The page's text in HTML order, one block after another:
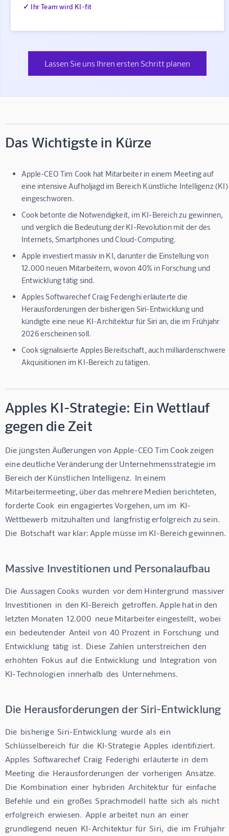
✓ Ihr Team wird KI-fit
Lassen Sie uns Ihren ersten Schritt planen
Das Wichtigste in Kürze
Apple-CEO Tim Cook hat Mitarbeiter in einem Meeting auf
eine intensive Aufholjagd im Bereich Künstliche Intelligenz (KI)
eingeschworen.
Cook betonte die Notwendigkeit, im KI-Bereich zu gewinnen,
und verglich die Bedeutung der KI-Revolution mit der des
Internets, Smartphones und Cloud-Computing.
Apple investiert massiv in KI, darunter die Einstellung von
12.000 neuen Mitarbeitern, wovon 40% in Forschung und
Entwicklung tätig sind.
Apples Softwarechef Craig Federighi erläuterte die
Herausforderungen der bisherigen Siri-Entwicklung und
kündigte eine neue KI-Architektur für Siri an, die im Frühjahr
2026 erscheinen soll.
Cook signalisierte Apples Bereitschaft, auch milliardenschwere
Akquisitionen im KI-Bereich zu tätigen.
Apples KI-Strategie: Ein Wettlauf
gegen die Zeit
Die jüngsten Äußerungen von Apple-CEO Tim Cook zeigen
eine deutliche Veränderung der Unternehmensstrategie im
Bereich der Künstlichen Intelligenz.  In einem
Mitarbeitermeeting, über das mehrere Medien berichteten,
forderte Cook  ein engagiertes Vorgehen, um im  KI-
Wettbewerb  mitzuhalten und  langfristig erfolgreich zu sein.
Die  Botschaft  war klar: Apple müsse im KI-Bereich gewinnen.
Massive Investitionen und Personalaufbau
Die  Aussagen Cooks  wurden  vor dem Hintergrund  massiver
Investitionen  in  den KI-Bereich  getroffen. Apple hat in den
letzten Monaten  12.000  neue Mitarbeiter eingestellt,  wobei
ein  bedeutender  Anteil  von  40 Prozent  in  Forschung  und
Entwicklung  tätig  ist.  Diese  Zahlen  unterstreichen  den
erhöhten  Fokus  auf  die  Entwicklung  und  Integration  von
KI-Technologien  innerhalb  des  Unternehmens.
Die Herausforderungen der Siri-Entwicklung
Die  bisherige  Siri-Entwicklung  wurde  als  ein
Schlüsselbereich  für  die  KI-Strategie  Apples  identifiziert.
Apples  Softwarechef  Craig  Federighi  erläuterte  in  dem
Meeting  die  Herausforderungen  der  vorherigen  Ansätze.
Die  Kombination  einer  hybriden  Architektur  für  einfache
Befehle  und  ein  großes  Sprachmodell  hatte  sich  als  nicht
erfolgreich  erwiesen.  Apple  arbeitet  nun  an  einer
grundlegend  neuen  KI-Architektur  für  Siri,  die  im  Frühjahr